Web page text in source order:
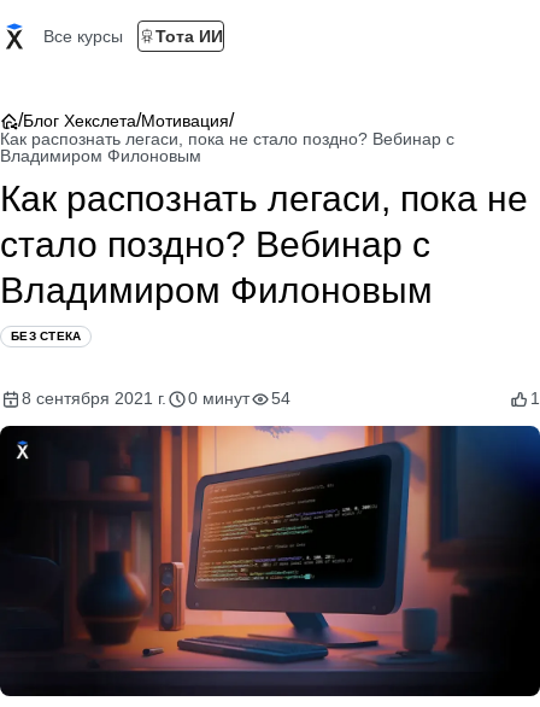
Все курсы Тота ИИ
/Блог Хекслета/Мотивация/
Как распознать легаси, пока не стало поздно? Вебинар с
Владимиром Филоновым
Как распознать легаси, пока не
стало поздно? Вебинар с
Владимиром Филоновым
БЕЗ СТЕКА
8 сентября 2021 г. 0 минут 54 1